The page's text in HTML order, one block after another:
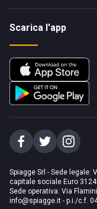
Scarica l'app
Spiagge Srl - Sede legale:
capitale sociale Euro
Sede operativa: Via
info@spiagge.it - p.i./c.f.